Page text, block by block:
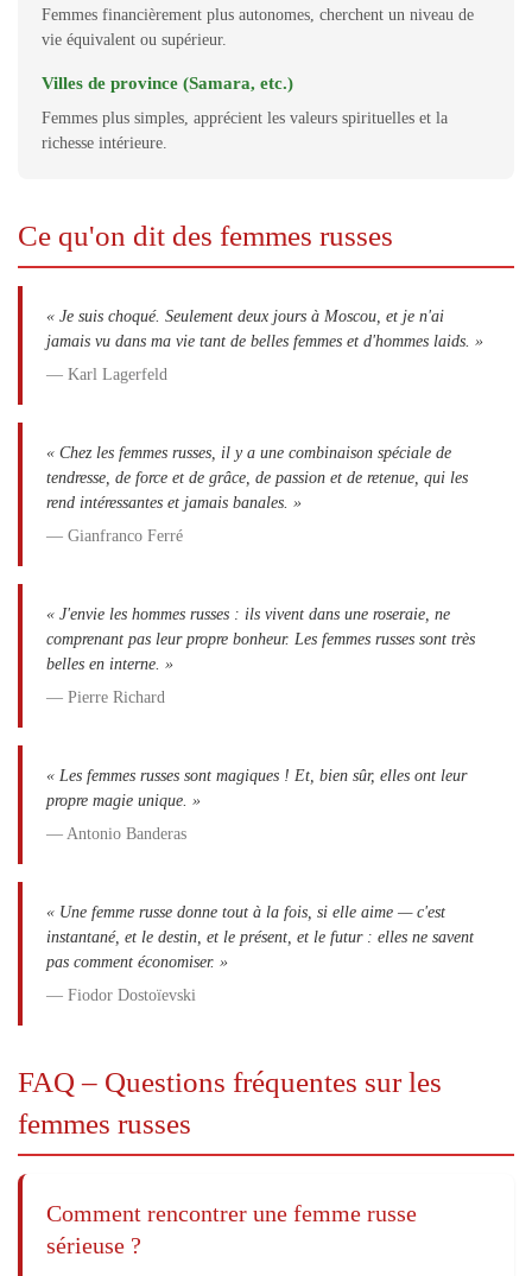
Femmes financièrement plus autonomes, cherchent un niveau de
vie équivalent ou supérieur.
Villes de province (Samara, etc.)
Femmes plus simples, apprécient les valeurs spirituelles et la
richesse intérieure.
Ce qu'on dit des femmes russes
« Je suis choqué. Seulement deux jours à Moscou, et je n'ai
jamais vu dans ma vie tant de belles femmes et d'hommes laids. »
— Karl Lagerfeld
« Chez les femmes russes, il y a une combinaison spéciale de
tendresse, de force et de grâce, de passion et de retenue, qui les
rend intéressantes et jamais banales. »
— Gianfranco Ferré
« J'envie les hommes russes : ils vivent dans une roseraie, ne
comprenant pas leur propre bonheur. Les femmes russes sont très
belles en interne. »
— Pierre Richard
« Les femmes russes sont magiques ! Et, bien sûr, elles ont leur
propre magie unique. »
— Antonio Banderas
« Une femme russe donne tout à la fois, si elle aime — c'est
instantané, et le destin, et le présent, et le futur : elles ne savent
pas comment économiser. »
— Fiodor Dostoïevski
FAQ – Questions fréquentes sur les
femmes russes
Comment rencontrer une femme russe
sérieuse ?